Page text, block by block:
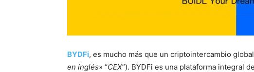
BYDFi, es mucho más que un criptointercambio
en inglés» “CEX”). BYDFi es una plataforma integral